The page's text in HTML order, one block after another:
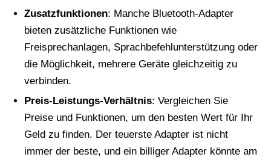
Zusatzfunktionen: Manche Bluetooth-Adapter
bieten zusätzliche Funktionen wie
Freisprechanlagen, Sprachbefehlunterstützung oder
die Möglichkeit, mehrere Geräte gleichzeitig zu
verbinden.
Preis-Leistungs-Verhältnis: Vergleichen Sie
Preise und Funktionen, um den besten Wert für Ihr
Geld zu finden. Der teuerste Adapter ist nicht
immer der beste, und ein billiger Adapter könnte am